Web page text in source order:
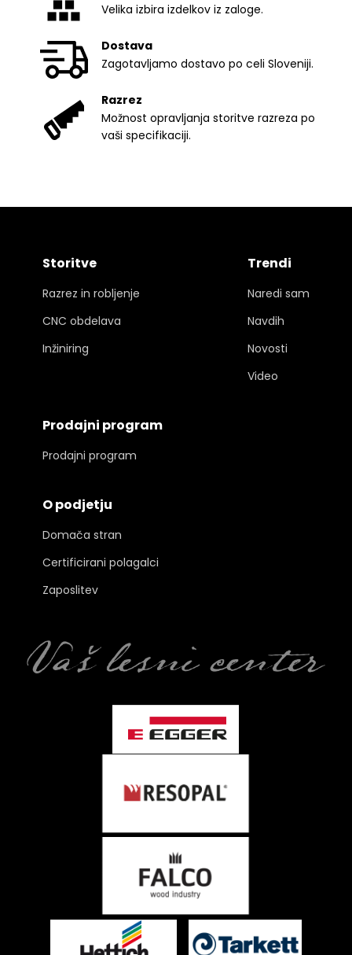
Velika izbira izdelkov iz zaloge.
Dostava
Zagotavljamo dostavo po celi Sloveniji.
Razrez
Možnost opravljanja storitve razreza po
vaši specifikaciji.
Storitve
Razrez in robljenje
CNC obdelava
Inžiniring
Trendi
Naredi sam
Navdih
Novosti
Video
Prodajni program
Prodajni program
O podjetju
Domača stran
Certificirani polagalci
Zaposlitev